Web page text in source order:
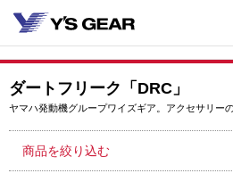
ダートフリーク「DRC」
ヤマハ発動機グループワイズギア。アクセサリー
商品を絞り込む